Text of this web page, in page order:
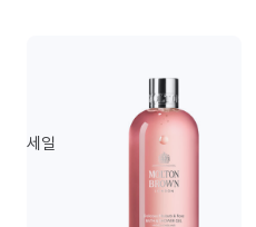
세일